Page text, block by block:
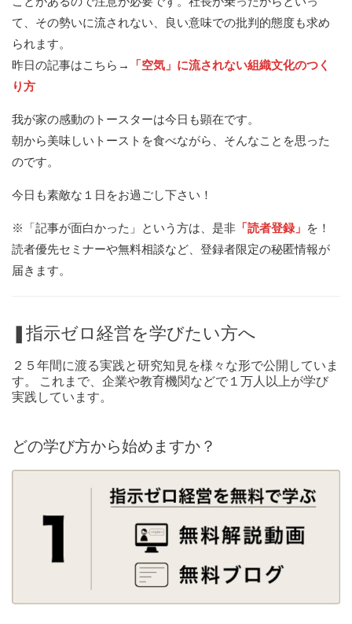
て、その勢いに流されない、良い意味での批判的態度も求め
られます。
昨日の記事はこちら→
「空気」に流されない組織文化のつく
り方
我が家の感動のトースターは今日も顕在です。
朝から美味しいトーストを食べながら、そんなことを思った
のです。
今日も素敵な１日をお過ごし下さい！
※「記事が面白かった」という方は、是非 「読者登録」 を！
読者優先セミナーや無料相談など、登録者限定の秘匿情報が
届きます。
❚指示ゼロ経営を学びたい方へ
２５年間に渡る実践と研究知見を様々な形で公開していま
す。 これまで、企業や教育機関などで１万人以上が学び
実践しています。
どの学び方から始めますか？